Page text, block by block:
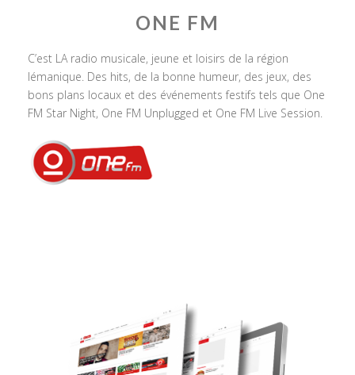
ONE FM
C’est LA radio musicale, jeune et loisirs de la région
lémanique. Des hits, de la bonne humeur, des jeux, des
bons plans locaux et des événements festifs tels que One
FM Star Night, One FM Unplugged et One FM Live Session.